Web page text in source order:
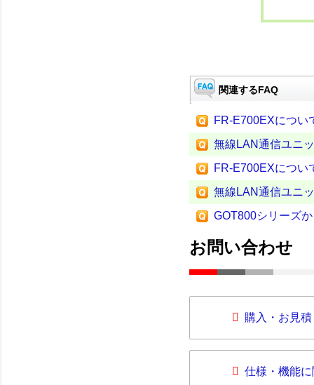
関連するFAQ
FR-E700EXについ
無線LAN通信ユニ
FR-E700EXについ
無線LAN通信ユニ
GOT800シリーズ
お問い合わせ
購入・お見
仕様・機能